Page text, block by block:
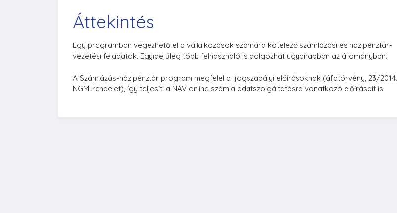
Áttekintés
Egy programban végezhető el a vállalkozások számára kötelező számlázási és házipénztár-
vezetési feladatok. Egyidejűleg több felhasználó is dolgozhat ugyanabban az állományban.
A Számlázás-házipénztár program megfelel a jogszabályi előírásoknak (áfatörvény, 23/2014.
NGM-rendelet), így teljesíti a NAV online számla adatszolgáltatásra vonatkozó előírásait is.